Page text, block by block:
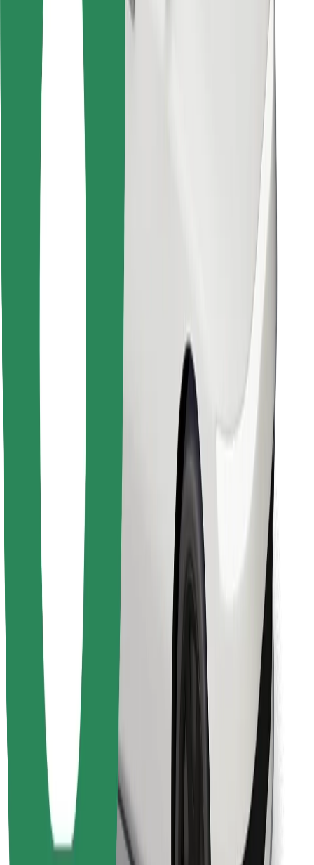
Encuentra tu comida favorita
Descargar la app de Bolt Food